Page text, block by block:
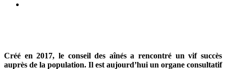
Créé en 2017, le conseil des aînés a rencontré un vif succès
auprès de la population. Il est aujourd’hui un organe consultatif